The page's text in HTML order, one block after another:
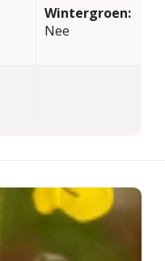
Wintergroen:
Nee